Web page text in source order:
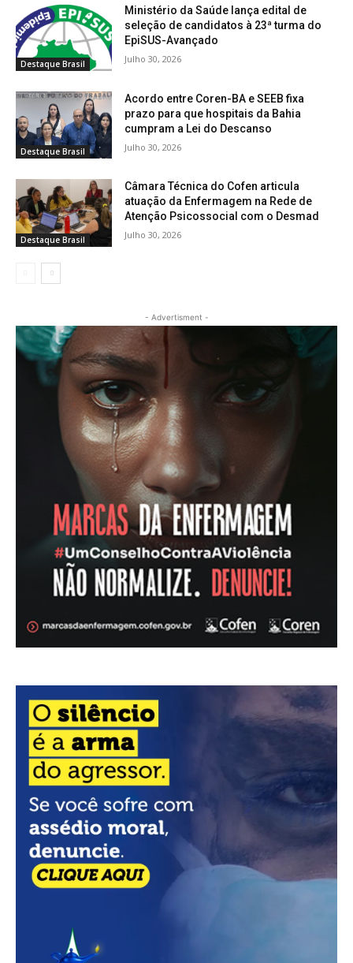
Destaque Brasil
Ministério da Saúde lança edital de
seleção de candidatos à 23ª turma do
EpiSUS-Avançado
Julho 30, 2026
Destaque Brasil
Acordo entre Coren-BA e SEEB fixa
prazo para que hospitais da Bahia
cumpram a Lei do Descanso
Julho 30, 2026
Destaque Brasil
Câmara Técnica do Cofen articula
atuação da Enfermagem na Rede de
Atenção Psicossocial com o Desmad
Julho 30, 2026
- Advertisment -